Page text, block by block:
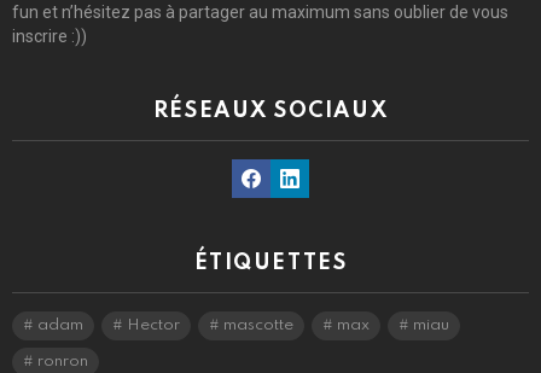
fun et n’hésitez pas à partager au maximum sans oublier de vous
inscrire :))
RÉSEAUX SOCIAUX
FacebookLinkedin
ÉTIQUETTES
adam Hector mascotte max miau
ronron